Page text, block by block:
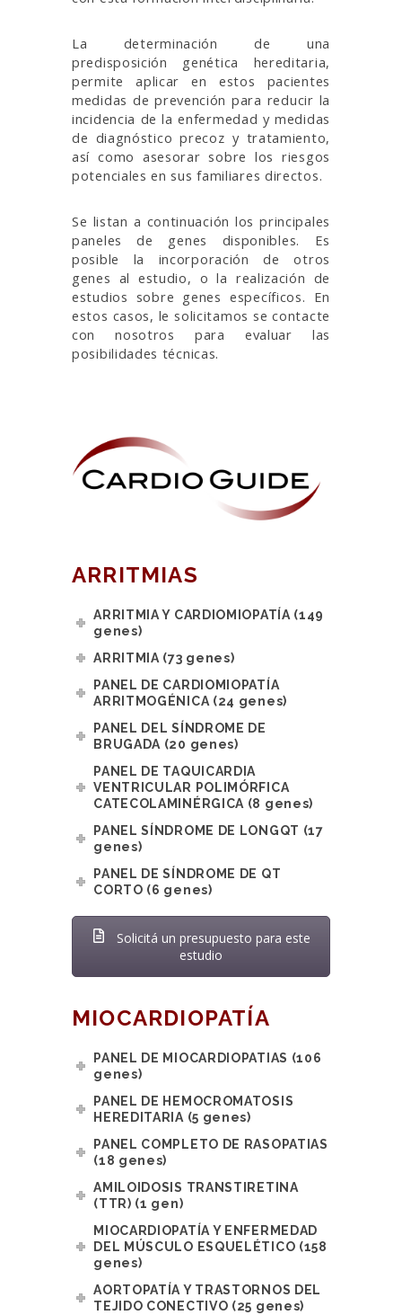
La determinación de una
predisposición genética hereditaria,
permite aplicar en estos pacientes
medidas de prevención para reducir la
incidencia de la enfermedad y medidas
de diagnóstico precoz y tratamiento,
así como asesorar sobre los riesgos
potenciales en sus familiares directos.
Se listan a continuación los principales
paneles de genes disponibles. Es
posible la incorporación de otros
genes al estudio, o la realización de
estudios sobre genes específicos. En
estos casos, le solicitamos se contacte
con nosotros para evaluar las
posibilidades técnicas.
ARRITMIAS
ARRITMIA Y CARDIOMIOPATÍA (149
genes)
ARRITMIA (73 genes)
PANEL DE CARDIOMIOPATÍA
ARRITMOGÉNICA (24 genes)
PANEL DEL SÍNDROME DE
BRUGADA (20 genes)
PANEL DE TAQUICARDIA
VENTRICULAR POLIMÓRFICA
CATECOLAMINÉRGICA (8 genes)
PANEL SÍNDROME DE LONGQT (17
genes)
PANEL DE SÍNDROME DE QT
CORTO (6 genes)
Solicitá un presupuesto para este
estudio
MIOCARDIOPATÍA
PANEL DE MIOCARDIOPATIAS (106
genes)
PANEL DE HEMOCROMATOSIS
HEREDITARIA (5 genes)
PANEL COMPLETO DE RASOPATIAS
(18 genes)
AMILOIDOSIS TRANSTIRETINA
(TTR) (1 gen)
MIOCARDIOPATÍA Y ENFERMEDAD
DEL MÚSCULO ESQUELÉTICO (158
genes)
AORTOPATÍA Y TRASTORNOS DEL
TEJIDO CONECTIVO (25 genes)